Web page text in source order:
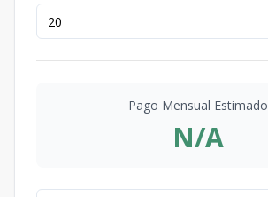
Pago Mensual Estimado
N/A